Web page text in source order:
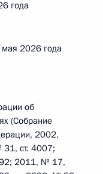
года
об
(Собрание
2002,
ст. 4007;
2011, № 17,